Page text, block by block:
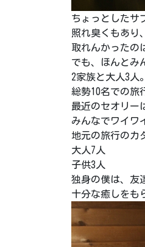
ちょっとしたサ
照れ臭くもあり
取れんかったの
でも、ほんとみ
2家族と大人3人。
総勢10名での旅
最近のセオリー
みんなでワイワ
地元の旅行のカ
大人7人
子供3人
独身の僕は、友
十分な癒しをも